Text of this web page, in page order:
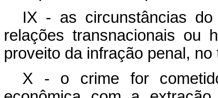
IX - as circunstâncias
relações transnacionais ou
proveito da infração penal,
X - o crime for